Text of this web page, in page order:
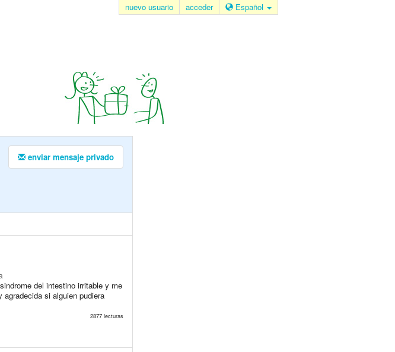
nuevo usuario acceder Español
enviar mensaje privado
del intestino irritable y me
si alguien pudiera
2877 lecturas